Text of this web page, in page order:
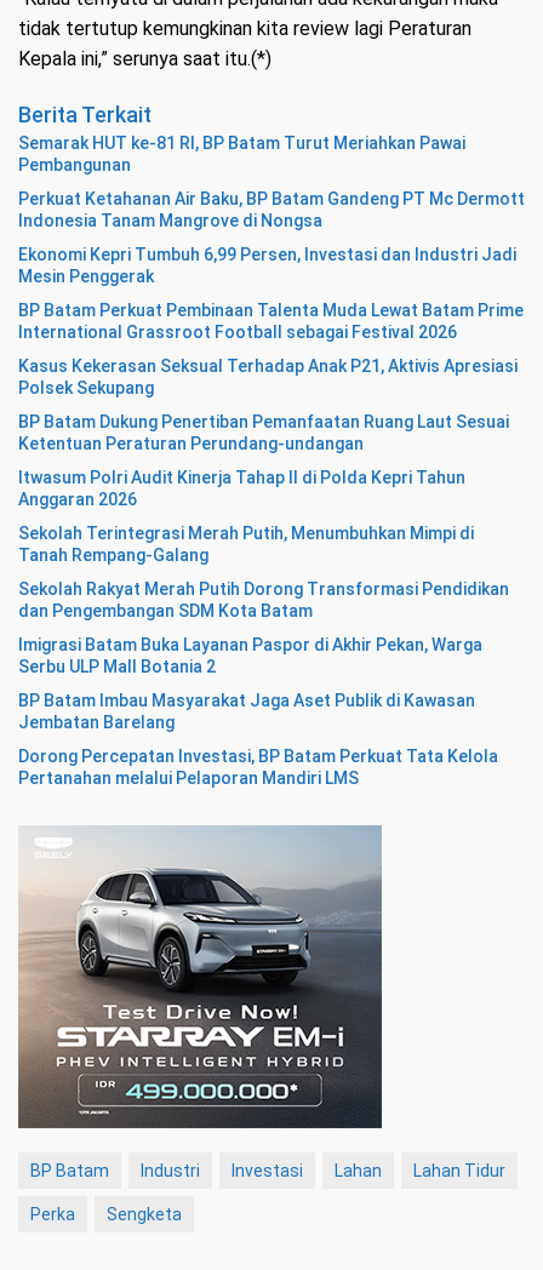
tidak tertutup kemungkinan kita review lagi Peraturan
Kepala ini,” serunya saat itu.(*)
Berita Terkait
Semarak HUT ke-81 RI, BP Batam Turut Meriahkan Pawai
Pembangunan
Perkuat Ketahanan Air Baku, BP Batam Gandeng PT Mc Dermott
Indonesia Tanam Mangrove di Nongsa
Ekonomi Kepri Tumbuh 6,99 Persen, Investasi dan Industri Jadi
Mesin Penggerak
BP Batam Perkuat Pembinaan Talenta Muda Lewat Batam Prime
International Grassroot Football sebagai Festival 2026
Kasus Kekerasan Seksual Terhadap Anak P21, Aktivis Apresiasi
Polsek Sekupang
BP Batam Dukung Penertiban Pemanfaatan Ruang Laut Sesuai
Ketentuan Peraturan Perundang-undangan
Itwasum Polri Audit Kinerja Tahap II di Polda Kepri Tahun
Anggaran 2026
Sekolah Terintegrasi Merah Putih, Menumbuhkan Mimpi di
Tanah Rempang-Galang
Sekolah Rakyat Merah Putih Dorong Transformasi Pendidikan
dan Pengembangan SDM Kota Batam
Imigrasi Batam Buka Layanan Paspor di Akhir Pekan, Warga
Serbu ULP Mall Botania 2
BP Batam Imbau Masyarakat Jaga Aset Publik di Kawasan
Jembatan Barelang
Dorong Percepatan Investasi, BP Batam Perkuat Tata Kelola
Pertanahan melalui Pelaporan Mandiri LMS
BP Batam Industri Investasi Lahan Lahan Tidur
Perka Sengketa